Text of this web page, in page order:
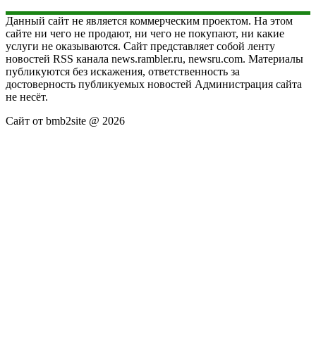
Данный сайт не является коммерческим проектом. На этом
сайте ни чего не продают, ни чего не покупают, ни какие
услуги не оказываются. Сайт представляет собой ленту
новостей RSS канала news.rambler.ru, newsru.com. Материалы
публикуются без искажения, ответственность за
достоверность публикуемых новостей Администрация сайта
не несёт.
Сайт от bmb2site @ 2026